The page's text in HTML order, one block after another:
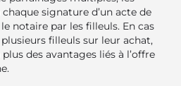
signature d’un acte de
notaire par les filleuls. En cas
filleuls sur leur achat,
des avantages liés à l’offre